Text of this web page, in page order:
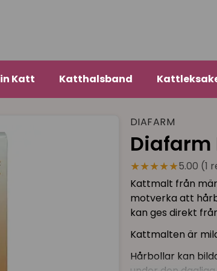
Katt Katthalsband
DIAFARM
Diafarm
★★★★★5.00 (1
Kattmalt från
motverka att
kan ges direkt
Kattmalten är
Hårbollar kan